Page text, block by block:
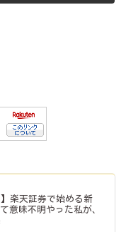
】楽天証券で始める新
意味不明やった私が、